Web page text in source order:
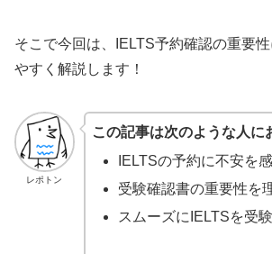
そこで今回は、IELTS予約確認の重要
やすく解説します！
レポトン
この記事は次のような人に
IELTSの予約に不安を
受験確認書の重要性を
スムーズにIELTSを受